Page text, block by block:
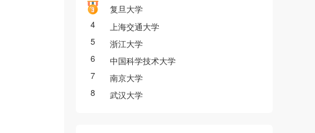
复旦大学
4
上海交通大学
5
浙江大学
6
中国科学技术大学
7
南京大学
8
武汉大学